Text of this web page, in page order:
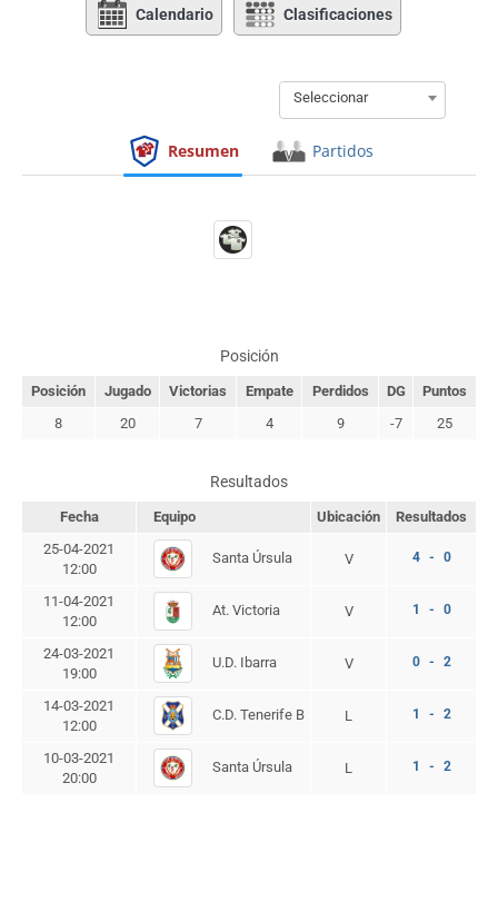
Calendario Clasificaciones
Seleccionar
Resumen Partidos
Posición
Posición Jugado Victorias Empate Perdidos DG
Puntos
8
20 7 4 9 -7 25
Resultados
Fecha Equipo Ubicación
Resultados
25-04-2021
12:00
Santa Úrsula V 4 - 0
11-04-2021
12:00
At. Victoria V 1 - 0
24-03-2021
19:00
U.D. Ibarra V 0 - 2
14-03-2021
12:00
C.D. Tenerife B L 1 - 2
10-03-2021
20:00
Santa Úrsula L 1 - 2